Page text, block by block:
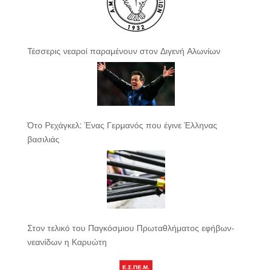
Τέσσερις νεαροί παραμένουν στον Διγενή Αλωνίων
Ότο Ρεχάγκελ: Ένας Γερμανός που έγινε Έλληνας
βασιλιάς
Στον τελικό του Παγκόσμιου Πρωταθλήματος εφήβων-
νεανίδων η Καρυώτη